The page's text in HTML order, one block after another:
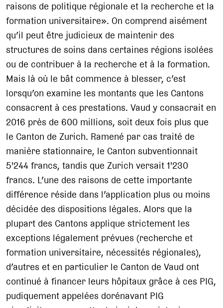
raisons de politique régionale et la recherche et la
formation universitaire». On comprend aisément
qu’il peut être judicieux de maintenir des
structures de soins dans certaines régions isolées
ou de contribuer à la recherche et à la formation.
Mais là où le bât commence à blesser, c’est
lorsqu’on examine les montants que les Cantons
consacrent à ces prestations. Vaud y consacrait en
2016 près de 600 millions, soit deux fois plus que
le Canton de Zurich. Ramené par cas traité de
manière stationnaire, le Canton subventionnait
5'244 francs, tandis que Zurich versait 1'230
francs. L’une des raisons de cette importante
différence réside dans l’application plus ou moins
décidée des dispositions légales. Alors que la
plupart des Cantons applique strictement les
exceptions légalement prévues (recherche et
formation universitaire, nécessités régionales),
d’autres et en particulier le Canton de Vaud ont
continué à financer leurs hôpitaux grâce à ces PIG,
pudiquement appelées dorénavant PIG